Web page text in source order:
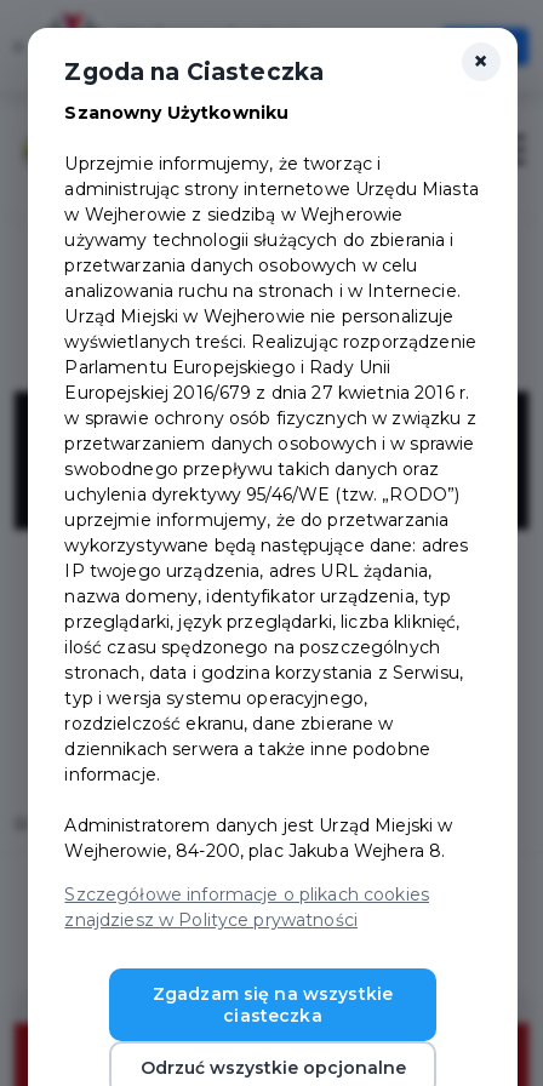
Jedna Karta, Wiele możliwości!
Otwórz
Garden
Northpol
Home Oferty Garden Northpol
×
Zgoda na Ciasteczka
Szanowny Użytkowniku
Uprzejmie informujemy, że tworząc i
administrując strony internetowe Urzędu Miasta
w Wejherowie z siedzibą w Wejherowie
używamy technologii służących do zbierania i
przetwarzania danych osobowych w celu
analizowania ruchu na stronach i w Internecie.
Urząd Miejski w Wejherowie nie personalizuje
wyświetlanych treści. Realizując rozporządzenie
Parlamentu Europejskiego i Rady Unii
Europejskiej 2016/679 z dnia 27 kwietnia 2016 r.
w sprawie ochrony osób fizycznych w związku z
przetwarzaniem danych osobowych i w sprawie
swobodnego przepływu takich danych oraz
uchylenia dyrektywy 95/46/WE (tzw. „RODO”)
uprzejmie informujemy, że do przetwarzania
wykorzystywane będą następujące dane: adres
IP twojego urządzenia, adres URL żądania,
nazwa domeny, identyfikator urządzenia, typ
przeglądarki, język przeglądarki, liczba kliknięć,
ilość czasu spędzonego na poszczególnych
stronach, data i godzina korzystania z Serwisu,
typ i wersja systemu operacyjnego,
rozdzielczość ekranu, dane zbierane w
dziennikach serwera a także inne podobne
informacje.
Administratorem danych jest Urząd Miejski w
Wejherowie, 84-200, plac Jakuba Wejhera 8.
Szczegółowe informacje o plikach cookies
znajdziesz w Polityce prywatności
Zgadzam się na wszystkie
ciasteczka
Odrzuć wszystkie opcjonalne